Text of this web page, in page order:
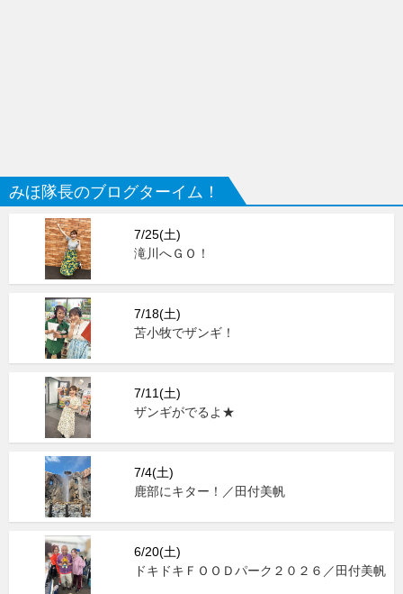
みほ隊長のブログターイム！
7/25(土)
滝川へＧＯ！
7/18(土)
苫小牧でザンギ！
7/11(土)
ザンギがでるよ★
7/4(土)
鹿部にキター！／田付美帆
6/20(土)
ドキドキＦＯＯＤパーク２０２６／田付美帆